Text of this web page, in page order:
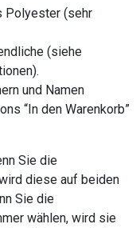
Polyester (sehr
(siehe
und Namen
“In den Warenkorb”
Sie die
diese auf beiden
Sie die
wählen, wird sie